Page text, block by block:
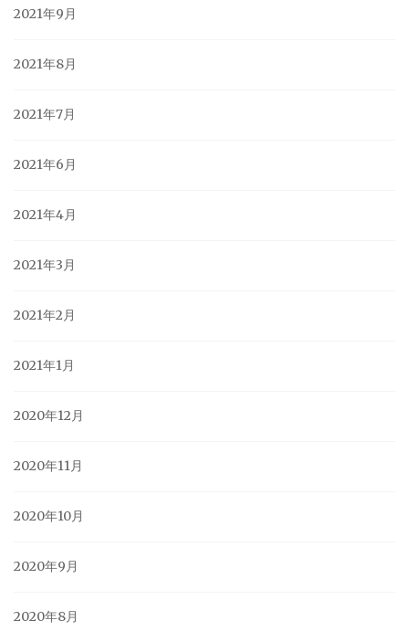
2021年9月
2021年8月
2021年7月
2021年6月
2021年4月
2021年3月
2021年2月
2021年1月
2020年12月
2020年11月
2020年10月
2020年9月
2020年8月